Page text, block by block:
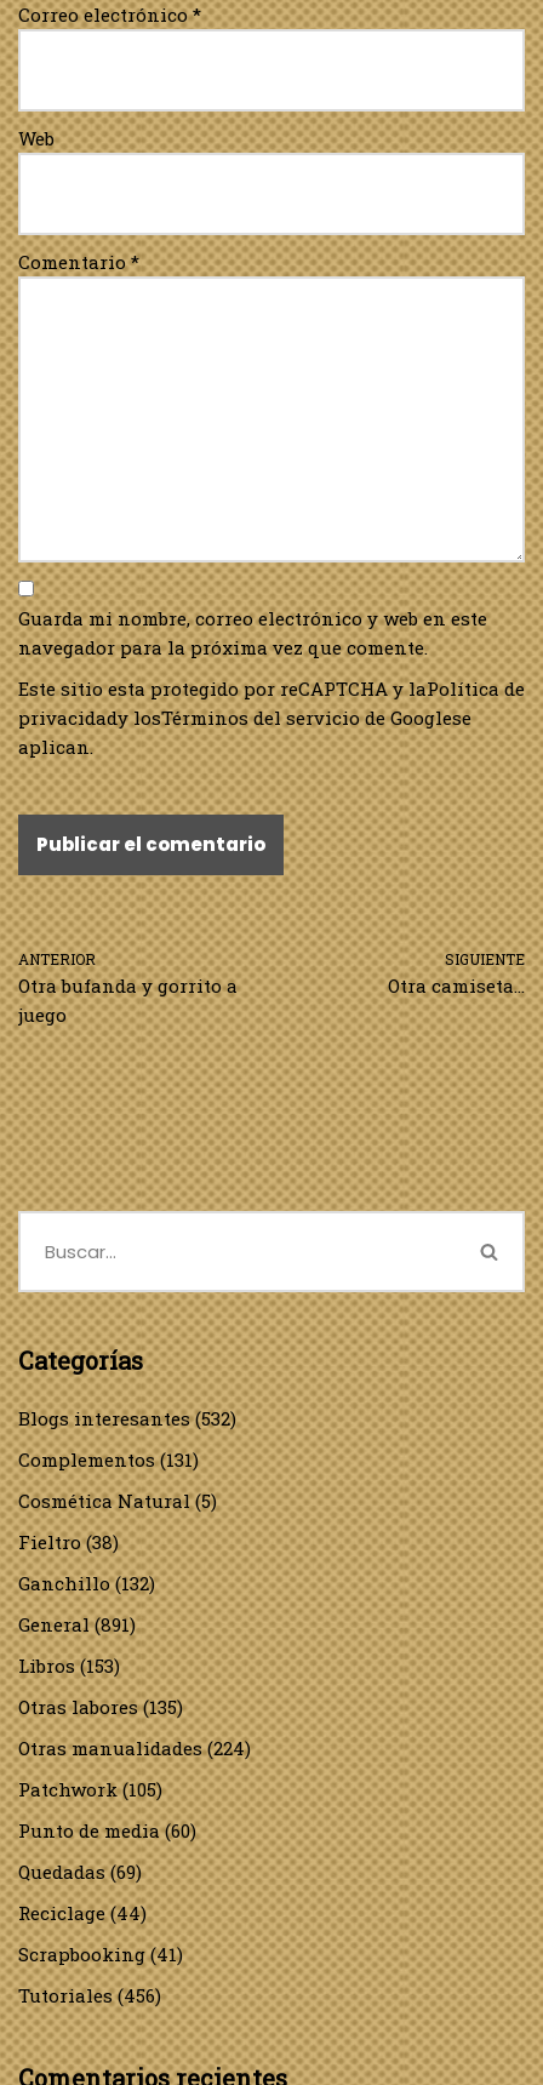
Correo electrónico*
Web
Comentario*
Guarda mi nombre, correo electrónico y web en este
navegador para la próxima vez que comente.
Este sitio esta protegido por reCAPTCHA y laPolítica de
privacidady losTérminos del servicio de Googlese
aplican.
ANTERIOR
Otra bufanda y gorrito a
juego
SIGUIENTE
Otra camiseta…
Categorías
Blogs interesantes(532)
Complementos(131)
Cosmética Natural(5)
Fieltro(38)
Ganchillo(132)
General(891)
Libros(153)
Otras labores(135)
Otras manualidades(224)
Patchwork(105)
Punto de media(60)
Quedadas(69)
Reciclage(44)
Scrapbooking(41)
Tutoriales(456)
Comentarios recientes